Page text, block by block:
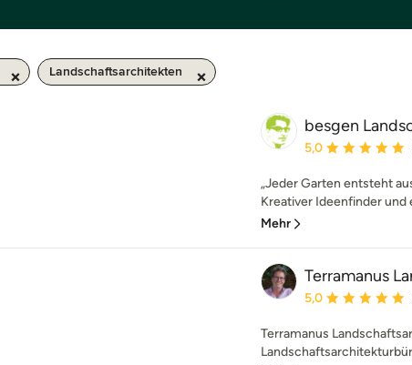
Landschaftsarchitekten
besgen
Durchschnittliche
5,0
„Jeder Garten entsteht
Kreativer Ideenfinder
Mehr
Terramanus
Durchschnittliche
5,0
Terramanus